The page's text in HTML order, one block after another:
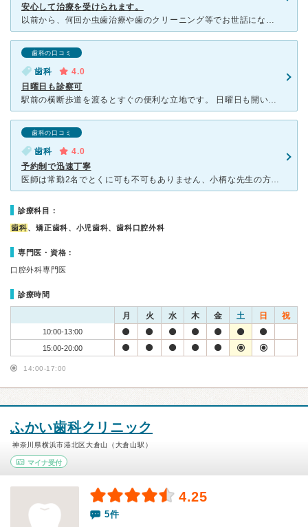
安心して治療を受けられます。
以前から、何回か虫歯治療や歯のクリーニング等でお世話になっています。 今回は、上歯の親知らずの抜歯で伺いました。 予約して行ったので、待ち時間はほとんどありませんでした。 親知らずの抜歯は、初め
歯科の口コミ
歯科
4.0
日曜日も診察可
駅前の横断歩道を渡るとすぐの便利な立地です。 日曜日も開いているのと、平日も20時までやっているので、働いてる方も行きやすいです。 先生方や衛生士さんも、とても気さくで話しやすい雰囲気です。 受
歯科の口コミ
歯科
4.0
予約制で迅速丁寧
医師は常勤2名でとくに可も不可もありません、小柄な先生の方がやや丁寧です 説明は細かくありますし、疑問点にもちゃんと応えてくれます 予約制なので待ち時間は殆どありませんが、大体次回は一週間先以降に
診療科目：
歯科、矯正歯科、小児歯科、歯科口腔外科
専門医・資格：
口腔外科専門医
診療時間
月 火 水 木 金 土 日 祝
10:00-13:00
15:00-20:00
14:00-17:00
ふかい歯科クリニック
神奈川県横浜市港北区大倉山（大倉山駅）
マイナ受付
4.25
5件